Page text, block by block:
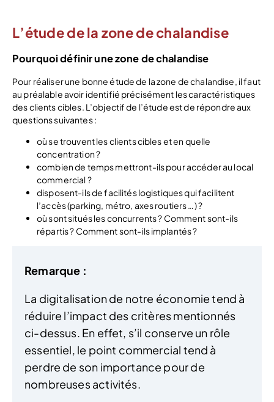
L’étude de la zone de chalandise
Pourquoi définir une zone de chalandise
Pour réaliser une bonne étude de la zone de chalandise, il faut
au préalable avoir identifié précisément les caractéristiques
des clients cibles. L’objectif de l’étude est de répondre aux
questions suivantes :
où se trouvent les clients cibles et en quelle
concentration ?
combien de temps mettront-ils pour accéder au local
commercial ?
disposent-ils de facilités logistiques qui facilitent
l’accès (parking, métro, axes routiers …) ?
où sont situés les concurrents ? Comment sont-ils
répartis ? Comment sont-ils implantés ?
Remarque :
La digitalisation de notre économie tend à
réduire l’impact des critères mentionnés
ci-dessus. En effet, s’il conserve un rôle
essentiel, le point commercial tend à
perdre de son importance pour de
nombreuses activités.